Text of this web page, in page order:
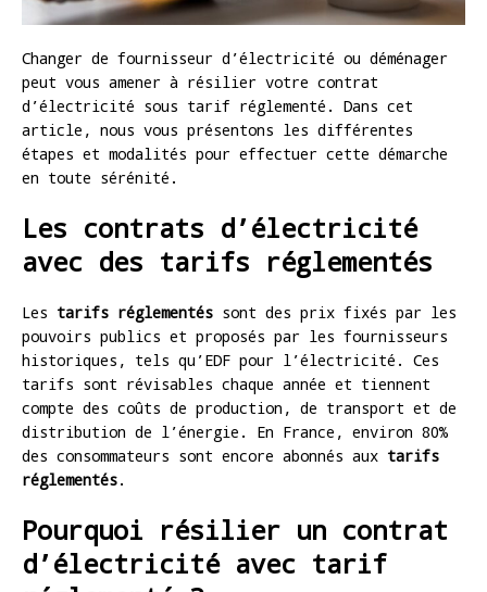
Changer de fournisseur d’électricité ou déménager
peut vous amener à résilier votre contrat
d’électricité sous tarif réglementé. Dans cet
article, nous vous présentons les différentes
étapes et modalités pour effectuer cette démarche
en toute sérénité.
Les contrats d’électricité
avec des tarifs réglementés
Les tarifs réglementés sont des prix fixés par les
pouvoirs publics et proposés par les fournisseurs
historiques, tels qu’EDF pour l’électricité. Ces
tarifs sont révisables chaque année et tiennent
compte des coûts de production, de transport et de
distribution de l’énergie. En France, environ 80%
des consommateurs sont encore abonnés aux tarifs
réglementés.
Pourquoi résilier un contrat
d’électricité avec tarif